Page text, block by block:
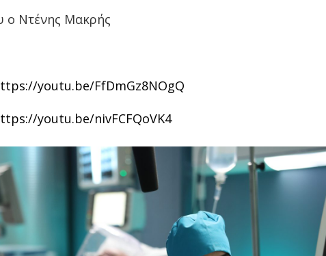
ο Ντένης Μακρής
://youtu.be/FfDmGz8NOgQ
youtu.be/nivFCFQoVK4